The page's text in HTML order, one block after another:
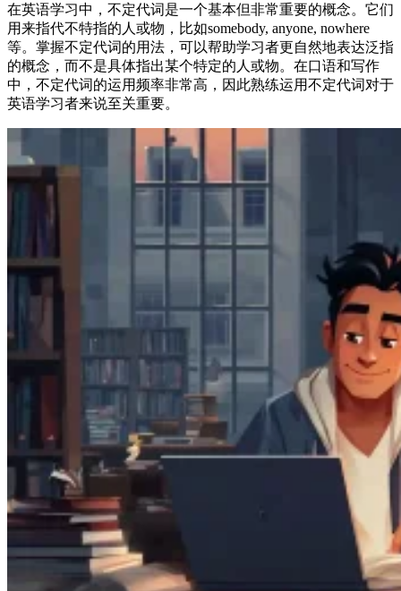
在英语学习中，不定代词是一个基本但非常重要的概念。它们
用来指代不特指的人或物，比如somebody, anyone, nowhere
等。掌握不定代词的用法，可以帮助学习者更自然地表达泛指
的概念，而不是具体指出某个特定的人或物。在口语和写作
中，不定代词的运用频率非常高，因此熟练运用不定代词对于
英语学习者来说至关重要。